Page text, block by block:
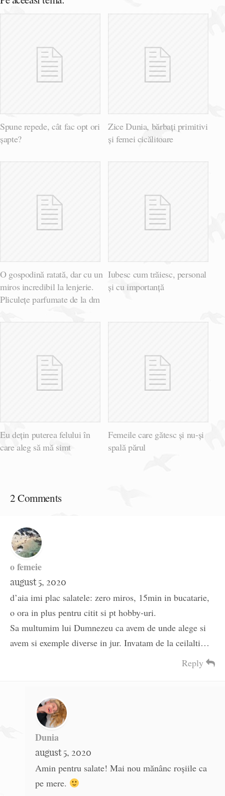
Spune repede, cât fac opt ori
șapte?
Zice Dunia, bărbați primitivi
și femei cicălitoare
O gospodină ratată, dar cu un
miros incredibil la lenjerie.
Pliculețe parfumate de la dm
Iubesc cum trăiesc, personal
și cu importanță
Eu dețin puterea felului în
care aleg să mă simt
Femeile care gătesc și nu-și
spală părul
2 Comments
o femeie
august 5, 2020
d’aia imi plac salatele: zero miros, 15min in bucatarie,
o ora in plus pentru citit si pt hobby-uri.
Sa multumim lui Dumnezeu ca avem de unde alege si
avem si exemple diverse in jur. Invatam de la ceilalti…
Reply
Dunia
august 5, 2020
Amin pentru salate! Mai nou mănânc roșiile ca
pe mere.